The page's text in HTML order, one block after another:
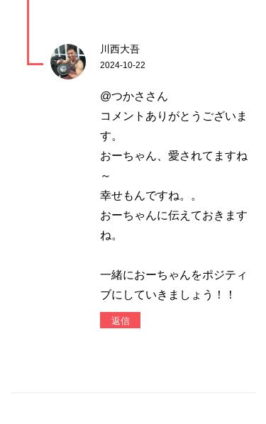
川西大吾
2024-10-22
@つかささん
コメントありがとうございま
す。
おーちゃん、愛されてますね
～
幸せもんですね。。
おーちゃんに伝えておきます
ね。
一緒におーちゃんをポジティ
ブにしていきましょう！！
返信